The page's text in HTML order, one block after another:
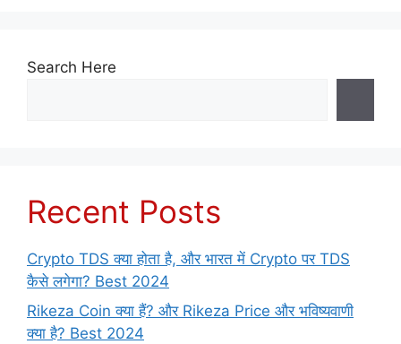
Search Here
Recent Posts
Crypto TDS क्या होता है, और भारत में Crypto पर TDS
कैसे लगेगा? Best 2024
Rikeza Coin क्या हैं? और Rikeza Price और भविष्यवाणी
क्या है? Best 2024